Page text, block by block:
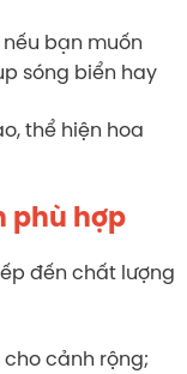
bạn muốn
sóng biển hay
thể hiện hoa
phù hợp
đến chất lượng
cho cảnh rộng;